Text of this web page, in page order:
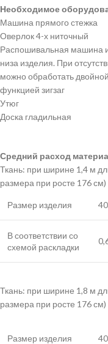
Необходимое
Машина прямого стежка
Оверлок 4-х ниточный
Распошивальная машина
низа изделия. При
можно обработать
функцией зигзаг
Утюг
Доска гладильная
Средний расход
Ткань: при ширине 1,4 м
размера при росте 176 см)
Размер изделия
В соответствии со
схемой раскладки
Ткань: при ширине 1,8 м
размера при росте 176 см)
Размер изделия